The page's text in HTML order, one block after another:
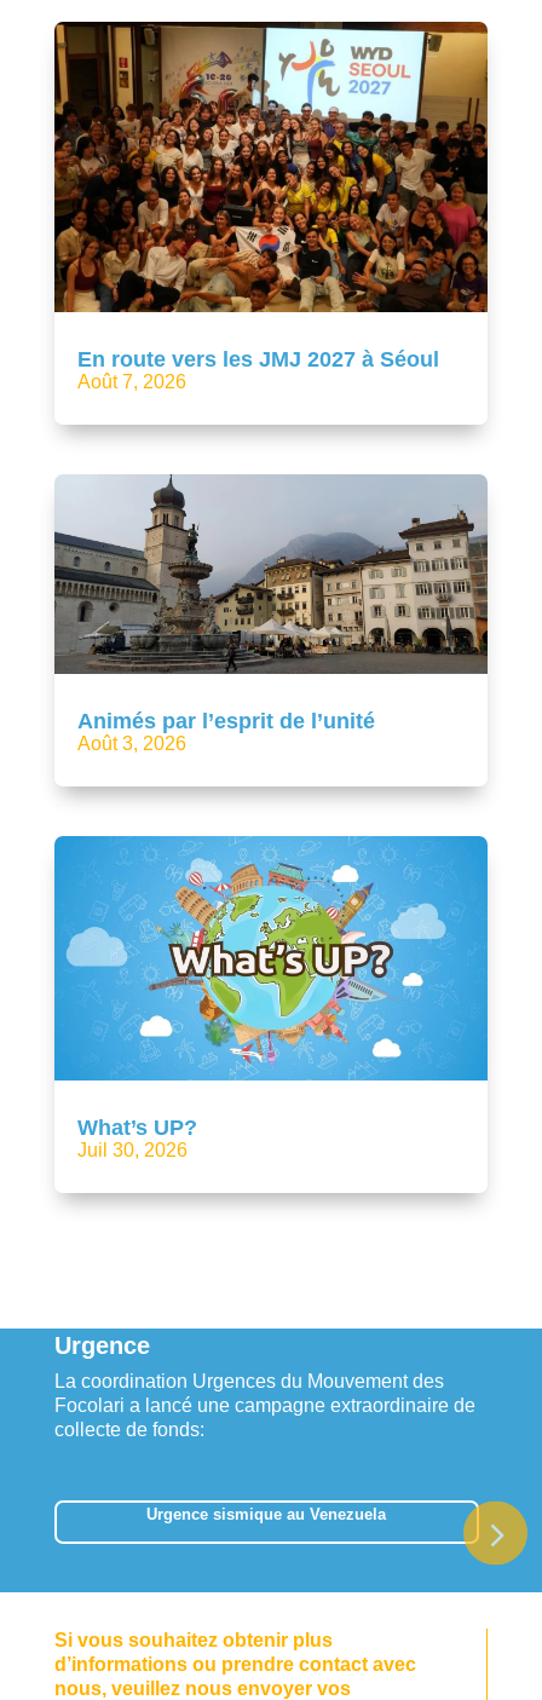
En route vers les JMJ 2027 à Séoul
Août 7, 2026
Animés par l’esprit de l’unité
Août 3, 2026
What’s UP?
Juil 30, 2026
Urgence
La coordination Urgences du Mouvement des
Focolari a lancé une campagne extraordinaire de
collecte de fonds:
Urgence sismique au Venezuela
Si vous souhaitez obtenir plus
d’informations ou prendre contact avec
nous, veuillez nous envoyer vos